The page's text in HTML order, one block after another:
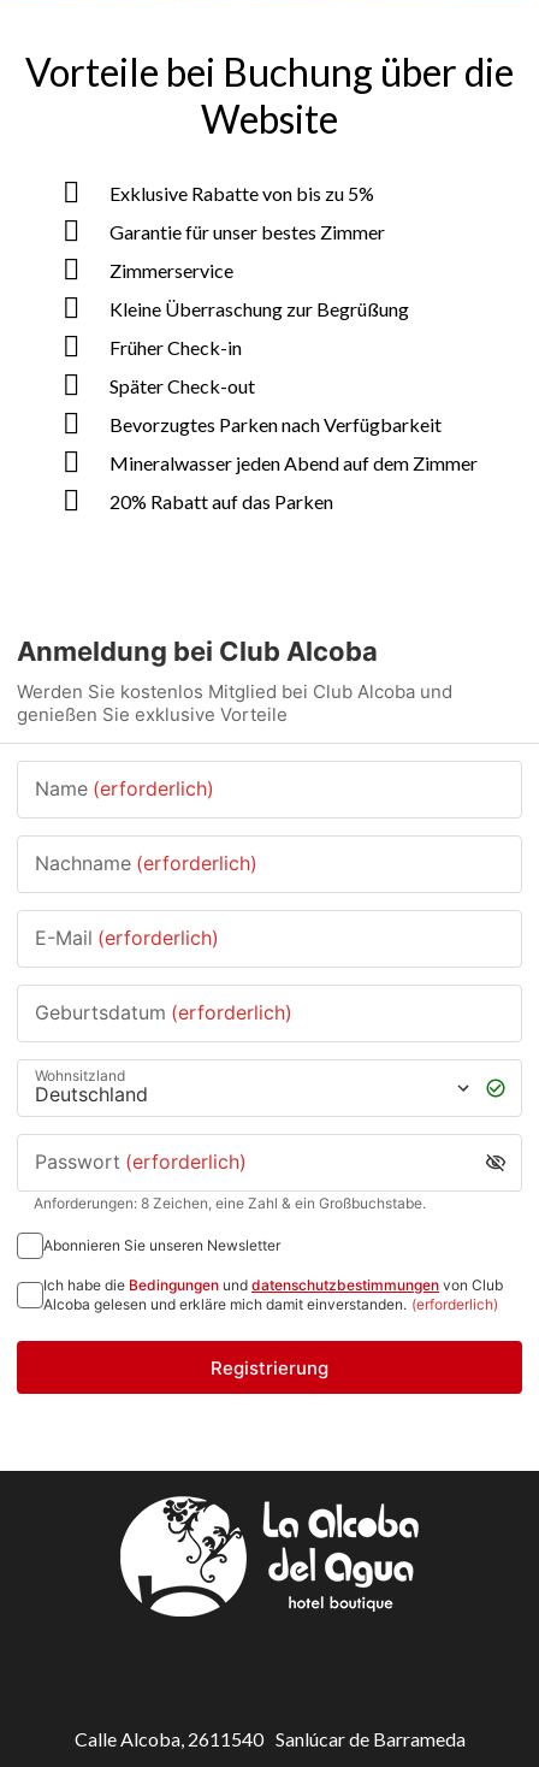
Vorteile bei Buchung über die
Website
Exklusive Rabatte von bis zu 5%
Garantie für unser bestes Zimmer
Zimmerservice
Kleine Überraschung zur Begrüßung
Früher Check-in
Später Check-out
Bevorzugtes Parken nach Verfügbarkeit
Mineralwasser jeden Abend auf dem Zimmer
20% Rabatt auf das Parken
Anmeldung bei Club Alcoba
Werden Sie kostenlos Mitglied bei Club Alcoba und
genießen Sie exklusive Vorteile
Name (erforderlich)
Nachname (erforderlich)
E-Mail (erforderlich)
Geburtsdatum (erforderlich)
Wohnsitzland
Passwort (erforderlich)
Anforderungen: 8 Zeichen, eine Zahl & ein Großbuchstabe.
Abonnieren Sie unseren Newsletter
Ich habe die Bedingungen und datenschutzbestimmungen von Club
Alcoba gelesen und erkläre mich damit einverstanden. (erforderlich)
Registrierung
Calle Alcoba, 2611540 Sanlúcar de Barrameda